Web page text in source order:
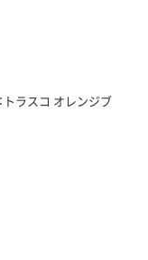
トラスコ オレンジブ